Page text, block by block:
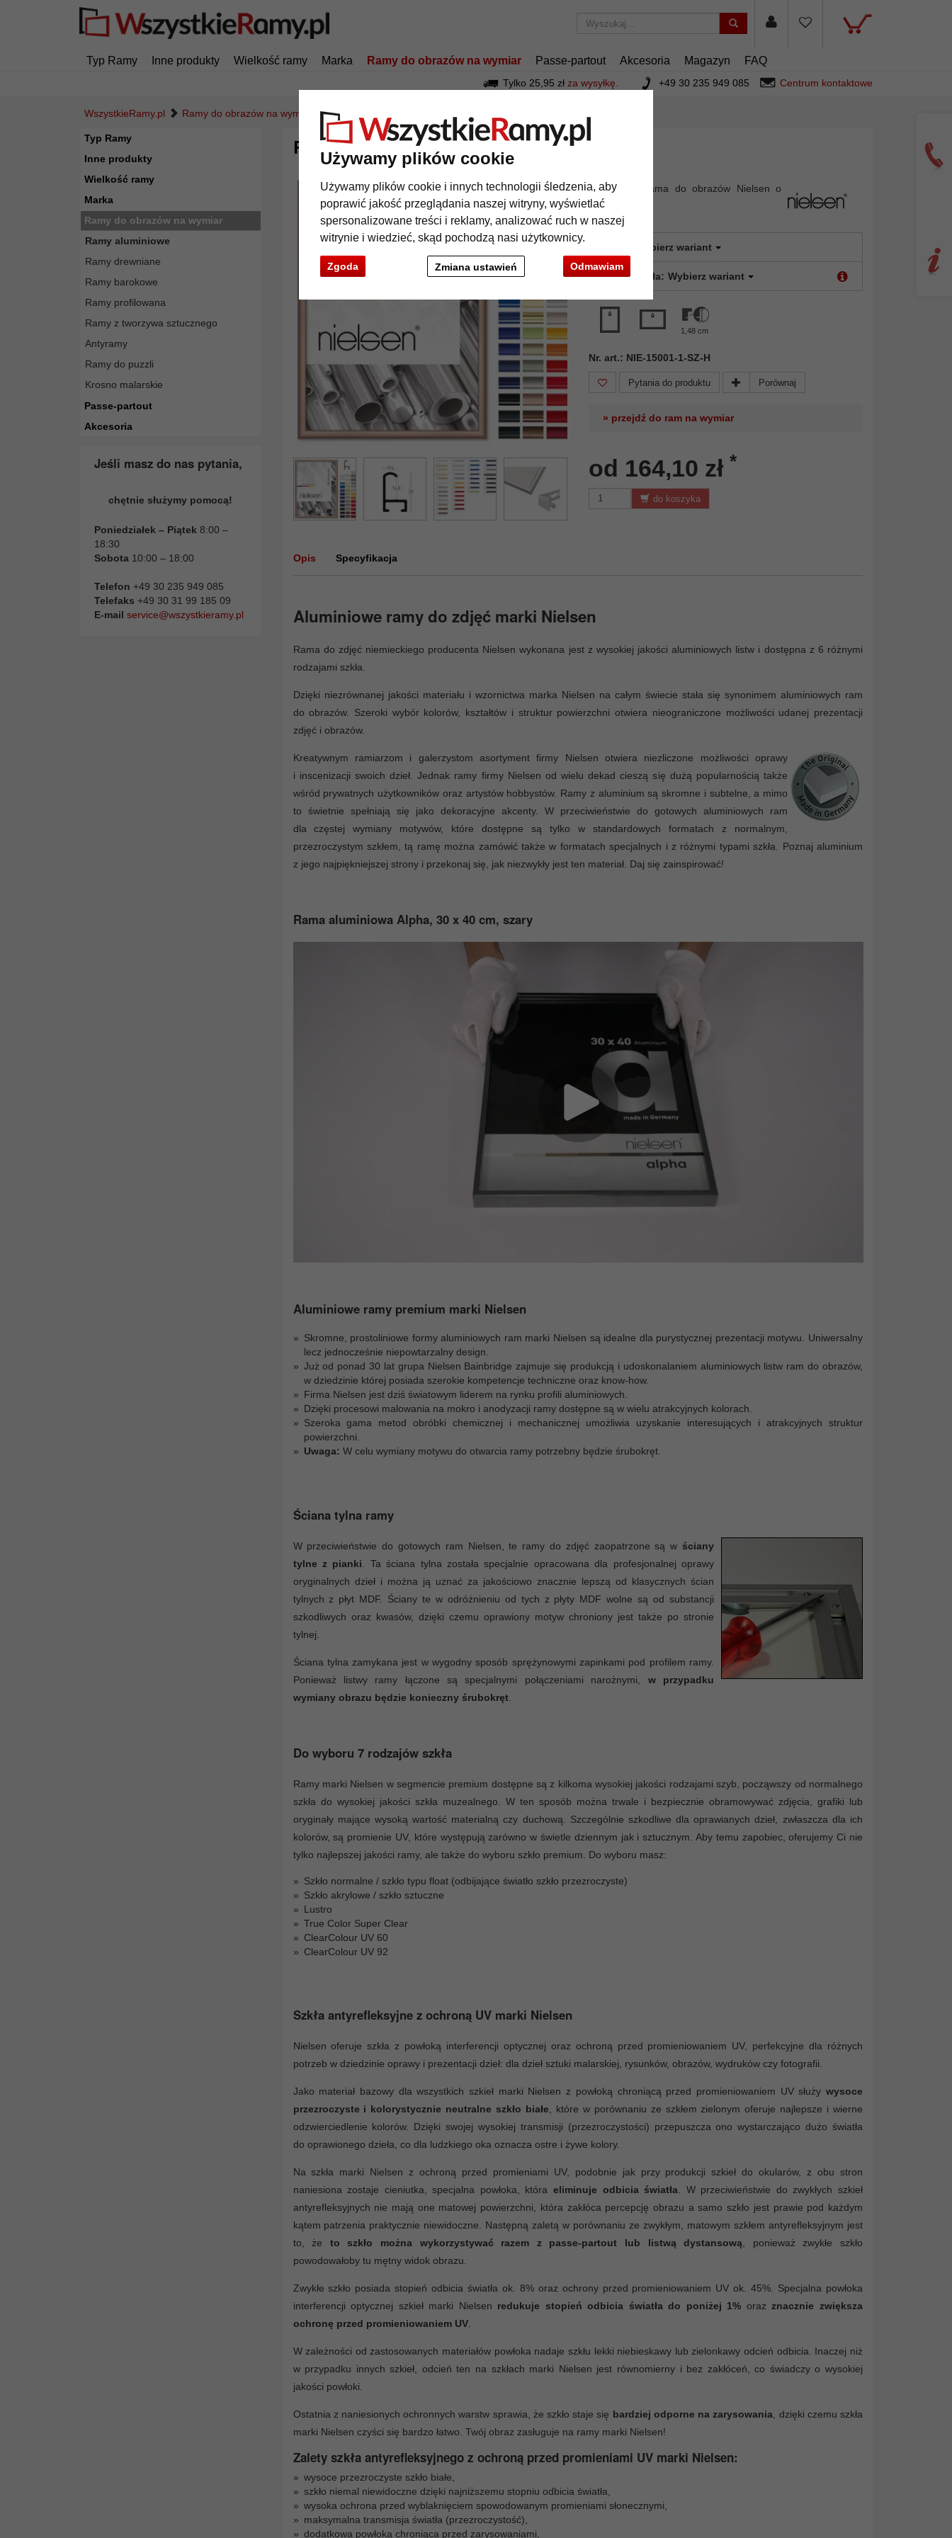
Używamy plików cookie
Używamy plików cookie i innych technologii śledzenia, aby
poprawić jakość przeglądania naszej witryny, wyświetlać
spersonalizowane treści i reklamy, analizować ruch w naszej
witrynie i wiedzieć, skąd pochodzą nasi użytkownicy.
Zgoda Odmawiam
Zmiana ustawień
Typ Ramy Inne produkty Wielkość ramy Marka Ramy do obrazów na wymiar Passe-partout Akcesoria Magazyn FAQ
Tylko 25,95 zł za wysyłkę. +49 30 235 949 085 Centrum kontaktowe
WszystkieRamy.pl Ramy do obrazów na wymiar Ramy aluminiowe
Typ Ramy
Inne produkty
Wielkość ramy
Marka
Ramy do obrazów na wymiar
Ramy aluminiowe
Ramy drewniane
Ramy barokowe
Ramy profilowana
Ramy z tworzywa sztucznego
Antyramy
Ramy do puzzli
Krosno malarskie
Passe-partout
Akcesoria
Jeśli masz do nas pytania,
chętnie służymy pomocą!
Poniedziałek – Piątek 8:00 –
18:30
Sobota 10:00 – 18:00
Telefon +49 30 235 949 085
Telefaks +49 30 31 99 185 09
E-mail service@wszystkieramy.pl
Rama aluminiowa na wymiar, profil 15
Aluminiowa rama do obrazów Nielsen o
profilu 15
Wybierz wariant
rodzaj szkła: Wybierz wariant
1,48 cm
Nr. art.: NIE-15001-1-SZ-H
Pytania do produktu Porównaj
» przejdź do ram na wymiar
od 164,10 zł *
do koszyka
Opis Specyfikacja
Aluminiowe ramy do zdjęć marki Nielsen
Rama do zdjęć niemieckiego producenta Nielsen wykonana jest z wysokiej jakości aluminiowych listw i dostępna z 6 różnymi
rodzajami szkła.
Dzięki niezrównanej jakości materiału i wzornictwa marka Nielsen na całym świecie stała się synonimem aluminiowych ram
do obrazów. Szeroki wybór kolorów, kształtów i struktur powierzchni otwiera nieograniczone możliwości udanej prezentacji
zdjęć i obrazów.
Kreatywnym ramiarzom i galerzystom asortyment firmy Nielsen otwiera niezliczone możliwości oprawy
i inscenizacji swoich dzieł. Jednak ramy firmy Nielsen od wielu dekad cieszą się dużą popularnością także
wśród prywatnych użytkowników oraz artystów hobbystów. Ramy z aluminium są skromne i subtelne, a mimo
to świetnie spełniają się jako dekoracyjne akcenty. W przeciwieństwie do gotowych aluminiowych ram
dla częstej wymiany motywów, które dostępne są tylko w standardowych formatach z normalnym,
przezroczystym szkłem, tą ramę można zamówić także w formatach specjalnych i z różnymi typami szkła. Poznaj aluminium
z jego najpiękniejszej strony i przekonaj się, jak niezwykły jest ten materiał. Daj się zainspirować!
Rama aluminiowa Alpha, 30 x 40 cm, szary
Aluminiowe ramy premium marki Nielsen
Skromne, prostoliniowe formy aluminiowych ram marki Nielsen są idealne dla purystycznej prezentacji motywu. Uniwersalny
lecz jednocześnie niepowtarzalny design.
Już od ponad 30 lat grupa Nielsen Bainbridge zajmuje się produkcją i udoskonalaniem aluminiowych listw ram do obrazów,
w dziedzinie której posiada szerokie kompetencje techniczne oraz know-how.
Firma Nielsen jest dziś światowym liderem na rynku profili aluminiowych.
Dzięki procesowi malowania na mokro i anodyzacji ramy dostępne są w wielu atrakcyjnych kolorach.
Szeroka gama metod obróbki chemicznej i mechanicznej umożliwia uzyskanie interesujących i atrakcyjnych struktur
powierzchni.
Uwaga: W celu wymiany motywu do otwarcia ramy potrzebny będzie śrubokręt.
Ściana tylna ramy
W przeciwieństwie do gotowych ram Nielsen, te ramy do zdjęć zaopatrzone są w ściany
tylne z pianki . Ta ściana tylna została specjalnie opracowana dla profesjonalnej oprawy
oryginalnych dzieł i można ją uznać za jakościowo znacznie lepszą od klasycznych ścian
tylnych z płyt MDF. Ściany te w odróżnieniu od tych z płyty MDF wolne są od substancji
szkodliwych oraz kwasów, dzięki czemu oprawiony motyw chroniony jest także po stronie
tylnej.
Ściana tylna zamykana jest w wygodny sposób sprężynowymi zapinkami pod profilem ramy.
Ponieważ listwy ramy łączone są specjalnymi połączeniami narożnymi, w przypadku
wymiany obrazu będzie konieczny śrubokręt.
Do wyboru 7 rodzajów szkła
Ramy marki Nielsen w segmencie premium dostępne są z kilkoma wysokiej jakości rodzajami szyb, począwszy od normalnego
szkła do wysokiej jakości szkła muzealnego. W ten sposób można trwale i bezpiecznie obramowywać zdjęcia, grafiki lub
oryginały mające wysoką wartość materialną czy duchową. Szczególnie szkodliwe dla oprawianych dzieł, zwłaszcza dla ich
kolorów, są promienie UV, które występują zarówno w świetle dziennym jak i sztucznym. Aby temu zapobiec, oferujemy Ci nie
tylko najlepszej jakości ramy, ale także do wyboru szkło premium. Do wyboru masz:
Szkło normalne / szkło typu float (odbijające światło szkło przezroczyste)
Szkło akrylowe / szkło sztuczne
Lustro
True Color Super Clear
ClearColour UV 60
ClearColour UV 92
Szkła antyrefleksyjne z ochroną UV marki Nielsen
Nielsen oferuje szkła z powłoką interferencji optycznej oraz ochroną przed promieniowaniem UV, perfekcyjne dla różnych
potrzeb w dziedzinie oprawy i prezentacji dzieł: dla dzieł sztuki malarskiej, rysunków, obrazów, wydruków czy fotografii.
Jako materiał bazowy dla wszystkich szkieł marki Nielsen z powłoką chroniącą przed promieniowaniem UV służy wysoce
przezroczyste i kolorystycznie neutralne szkło białe , które w porównaniu ze szkłem zielonym oferuje najlepsze i wierne
odzwierciedlenie kolorów. Dzięki swojej wysokiej transmisji (przezroczystości) przepuszcza ono wystarczająco dużo światła
do oprawionego dzieła, co dla ludzkiego oka oznacza ostre i żywe kolory.
Na szkła marki Nielsen z ochroną przed promieniami UV, podobnie jak przy produkcji szkieł do okularów, z obu stron
naniesiona zostaje cieniutka, specjalna powłoka, która eliminuje odbicia światła . W przeciwieństwie do zwykłych szkieł
antyrefleksyjnych nie mają one matowej powierzchni, która zakłóca percepcję obrazu a samo szkło jest prawie pod każdym
kątem patrzenia praktycznie niewidoczne. Następną zaletą w porównaniu ze zwykłym, matowym szkłem antyrefleksyjnym jest
to, że to szkło można wykorzystywać razem z passe-partout lub listwą dystansową , ponieważ zwykłe szkło
powodowałoby tu mętny widok obrazu.
Zwykłe szkło posiada stopień odbicia światła ok. 8% oraz ochrony przed promieniowaniem UV ok. 45%. Specjalna powłoka
interferencji optycznej szkieł marki Nielsen redukuje stopień odbicia światła do poniżej 1% oraz znacznie zwiększa
ochronę przed promieniowaniem UV.
W zależności od zastosowanych materiałów powłoka nadaje szkłu lekki niebieskawy lub zielonkawy odcień odbicia. Inaczej niż
w przypadku innych szkieł, odcień ten na szkłach marki Nielsen jest równomierny i bez zakłóceń, co świadczy o wysokiej
jakości powłoki.
Ostatnia z naniesionych ochronnych warstw sprawia, że szkło staje się bardziej odporne na zarysowania , dzięki czemu szkła
marki Nielsen czyści się bardzo łatwo. Twój obraz zasługuje na ramy marki Nielsen!
Zalety szkła antyrefleksyjnego z ochroną przed promieniami UV marki Nielsen:
wysoce przezroczyste szkło białe,
szkło niemal niewidoczne dzięki najniższemu stopniu odbicia światła,
wysoka ochrona przed wyblaknięciem spowodowanym promieniami słonecznymi,
maksymalna transmisja światła (przezroczystość),
dodatkowa powłoka chroniąca przed zarysowaniami,